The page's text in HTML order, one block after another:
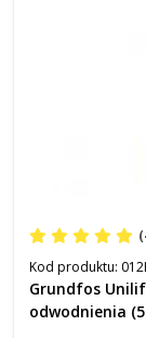
Kod produktu:
Grundfos
odwodnienia